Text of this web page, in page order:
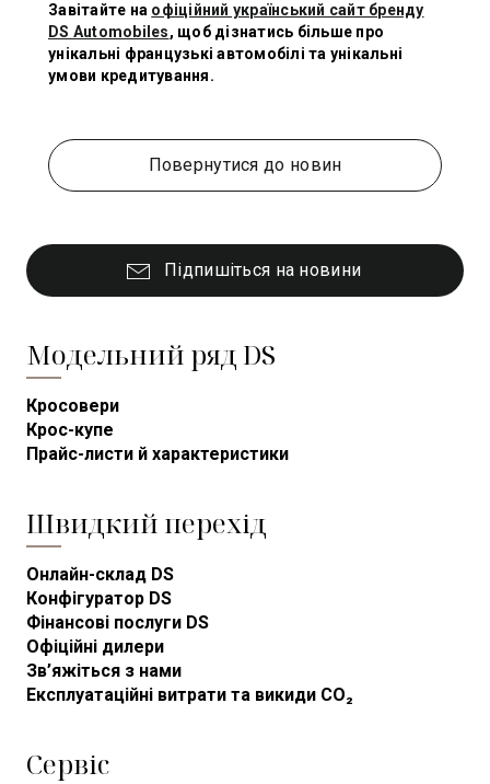
Завітайте на офіційний український сайт бренду
DS Automobiles, щоб дізнатись більше про
унікальні французькі автомобілі та унікальні
умови кредитування.
Повернутися до новин
Підпишіться на новини
Модельний ряд DS
Кросовери
Крос-купе
Прайс-листи й характеристики
Швидкий перехід
Онлайн-склад DS
Конфігуратор DS
Фінансові послуги DS
Офіційні дилери
Зв’яжіться з нами
Експлуатаційні витрати та викиди CO₂
Сервіс